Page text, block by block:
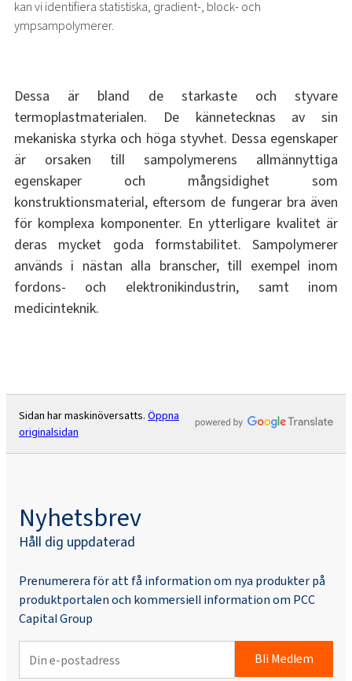
kan vi identifiera statistiska, gradient-, block- och
ympsampolymerer.
Dessa är bland de starkaste och styvare
termoplastmaterialen. De kännetecknas av sin
mekaniska styrka och höga styvhet. Dessa egenskaper
är orsaken till sampolymerens allmännyttiga
egenskaper och mångsidighet som
konstruktionsmaterial, eftersom de fungerar bra även
för komplexa komponenter. En ytterligare kvalitet är
deras mycket goda formstabilitet. Sampolymerer
används i nästan alla branscher, till exempel inom
fordons- och elektronikindustrin, samt inom
medicinteknik.
Sidan har maskinöversatts. Öppna
originalsidan
Nyhetsbrev
Håll dig uppdaterad
Prenumerera för att få information om nya produkter på
produktportalen och kommersiell information om PCC
Capital Group
Bli Medlem